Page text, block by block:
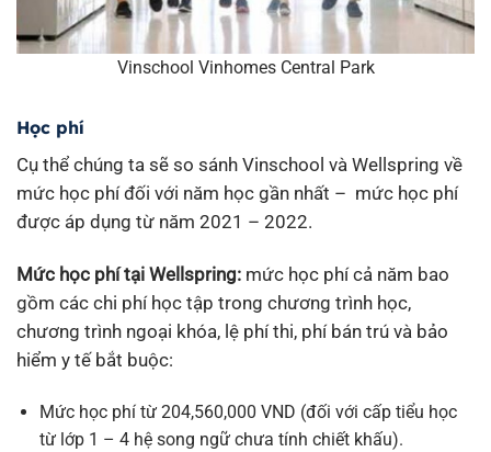
Vinschool Vinhomes Central Park
Học phí
Cụ thể chúng ta sẽ so sánh Vinschool và Wellspring về
mức học phí đối với năm học gần nhất – mức học phí
được áp dụng từ năm 2021 – 2022.
Mức học phí tại Wellspring: mức học phí cả năm bao
gồm các chi phí học tập trong chương trình học,
chương trình ngoại khóa, lệ phí thi, phí bán trú và bảo
hiểm y tế bắt buộc:
Mức học phí từ 204,560,000 VND (đối với cấp tiểu học
từ lớp 1 – 4 hệ song ngữ chưa tính chiết khấu).